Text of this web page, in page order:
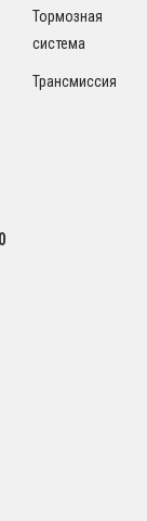
Тормозная
система
Трансмиссия